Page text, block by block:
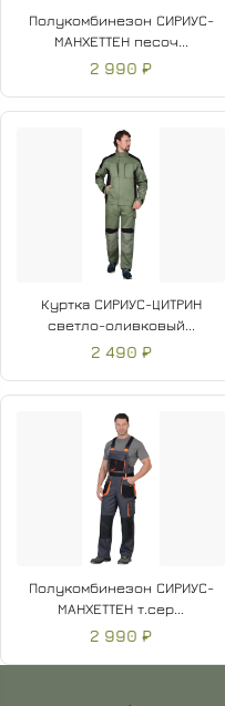
Полукомбинезон СИРИУС-
МАНХЕТТЕН песоч...
2 990 ₽
Куртка СИРИУС-ЦИТРИН
светло-оливковый...
2 490 ₽
Полукомбинезон СИРИУС-
МАНХЕТТЕН т.сер...
2 990 ₽